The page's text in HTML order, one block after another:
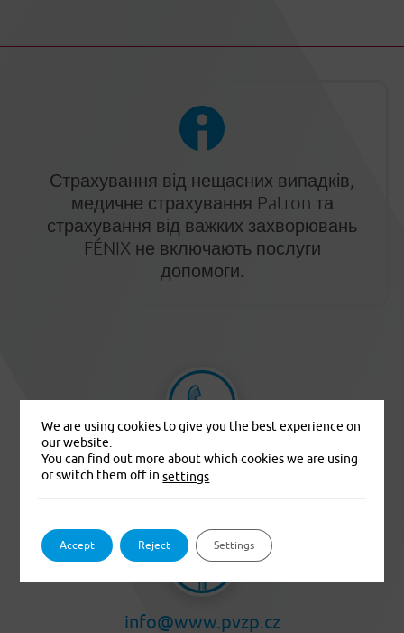
Страхування від нещасних випадків,
медичне страхування Patron та
страхування від важких захворювань
FÉNIX не включають послуги
допомоги.
+420 233 006 311
info@www.pvzp.cz
We are using cookies to give you the best experience on
our website.
You can find out more about which cookies we are using
or switch them off insettings.
Accept Reject Settings